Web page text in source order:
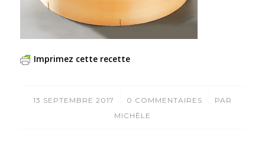
Imprimez cette recette
13 SEPTEMBRE 2017
/ 0 COMMENTAIRES
/
PAR
MICHÈLE